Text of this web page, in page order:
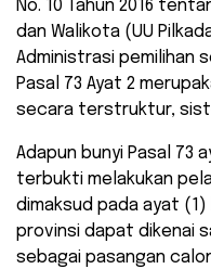
No. 10 Tahun 2016
dan Walikota (UU
Administrasi pemilihan
Pasal 73 Ayat 2
secara terstruktur,
Adapun bunyi Pasal 73
terbukti melakukan
dimaksud pada ayat
provinsi dapat dikenai
sebagai pasangan